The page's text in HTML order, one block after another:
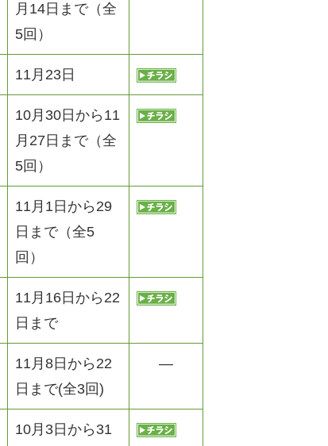
月14日まで（全
5回）
11月23日
10月30日から11
月27日まで（全
5回）
11月1日から29
日まで（全5
回）
11月16日から22
日まで
11月8日から22
日まで(全3回)
―
10月3日から31